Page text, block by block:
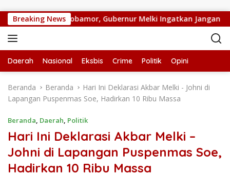
Breaking News
RUPS LB PT. Flobamor, Gubernur Melki Ingatkan Jangan
Daerah Nasional Eksbis Crime Politik Opini
Beranda Beranda
Hari Ini Deklarasi Akbar Melki - Johni di
Lapangan Puspenmas Soe, Hadirkan 10 Ribu Massa
Beranda, Daerah, Politik
Hari Ini Deklarasi Akbar Melki –
Johni di Lapangan Puspenmas Soe,
Hadirkan 10 Ribu Massa